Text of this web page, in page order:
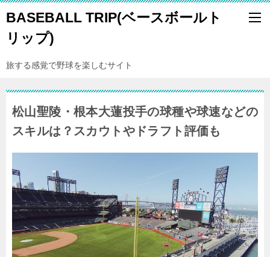
BASEBALL TRIP(ベースボールト
リップ)
旅する感覚で野球を楽しむサイト
松山聖陵・根本大蓮投手の球種や球速などの
スキルは？スカウトやドラフト評価も